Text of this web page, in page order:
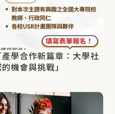
產學合作新篇章：大學社
機會與挑戰」